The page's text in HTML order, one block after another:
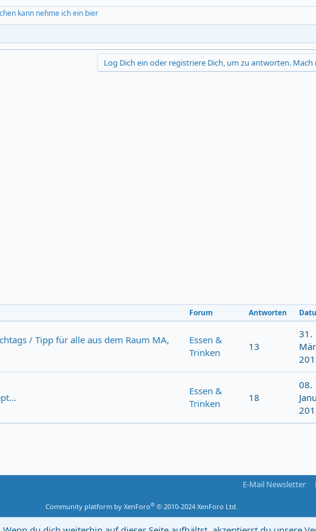
kann nehme ich ein bier
Log Dich ein oder registriere Dich, um zu antworten. Mach
Forum Antworten
/ Tipp für alle aus dem Raum MA,
Essen &
Trinken
13
31.
Essen &
Trinken
18
08.
E-Mail Newsletter
Community platform by XenForo® © 2010-2024 XenForo Ltd.